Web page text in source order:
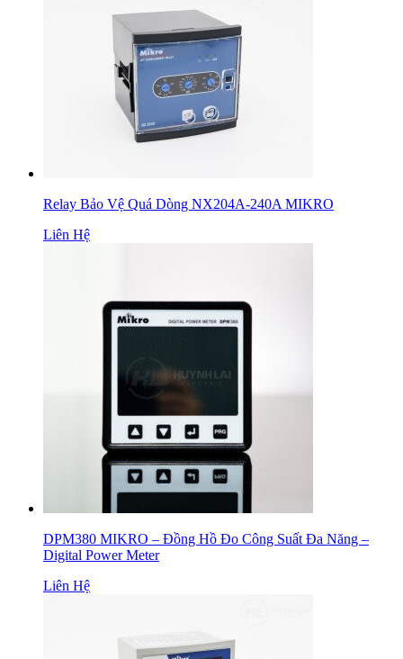
Relay Bảo Vệ Quá Dòng NX204A-240A MIKRO
Liên Hệ
DPM380 MIKRO – Đồng Hồ Đo Công Suất Đa Năng –
Digital Power Meter
Liên Hệ